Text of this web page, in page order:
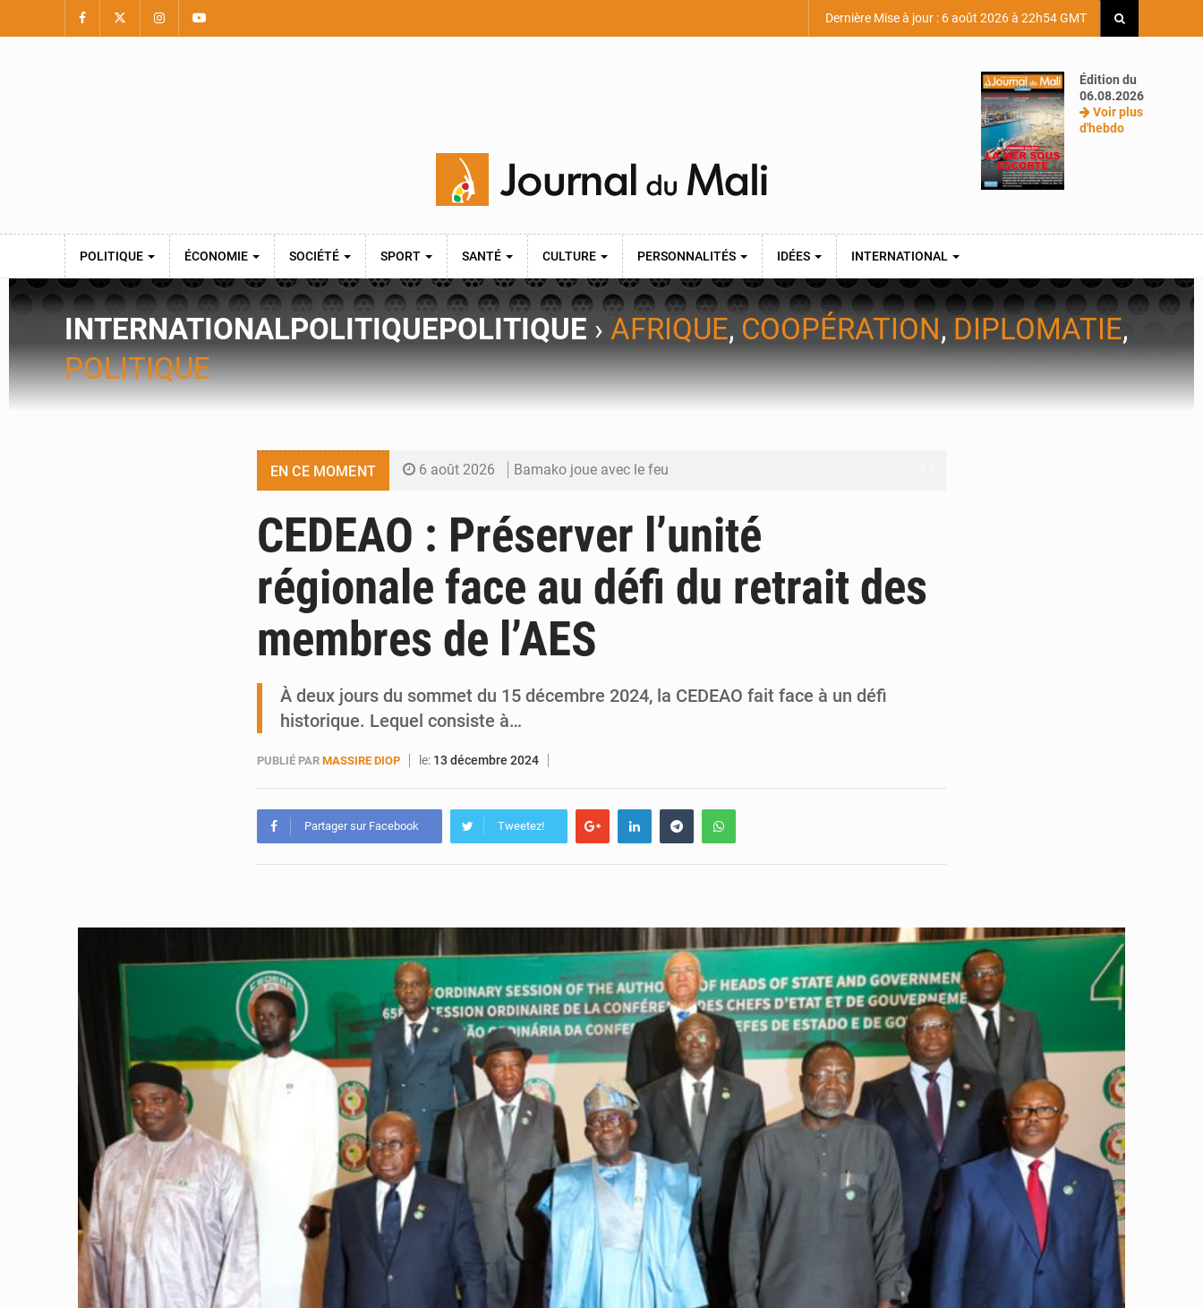
Dernière Mise à jour : 6 août 2026 à 22h54 GMT
Édition du
06.08.2026
Voir plus
d'hebdo
POLITIQUE ÉCONOMIE SOCIÉTÉ SPORT SANTÉ CULTURE PERSONNALITÉS IDÉES INTERNATIONAL
INTERNATIONALPOLITIQUEPOLITIQUE › AFRIQUE, COOPÉRATION, DIPLOMATIE,
POLITIQUE
EN CE MOMENT 6 août 2026 Bamako joue avec le feu
6 août 2026 Dr Abdrahamane Tamboura, économiste
6 août 2026 Ports ouest-africains : la bataille du fret sahélien
6 août 2026 AfroBasket U18 : Le Mali défend sa double couronne à Abidjan
CEDEAO : Préserver l’unité
régionale face au défi du retrait des
membres de l’AES
À deux jours du sommet du 15 décembre 2024, la CEDEAO fait face à un défi
historique. Lequel consiste à…
PUBLIÉ PAR MASSIRE DIOP le: 13 décembre 2024
Partager sur Facebook Tweetez!